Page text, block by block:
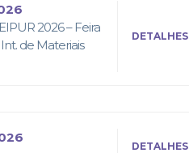
2026 – Feira
de Materiais
DETALHES
DETALHES